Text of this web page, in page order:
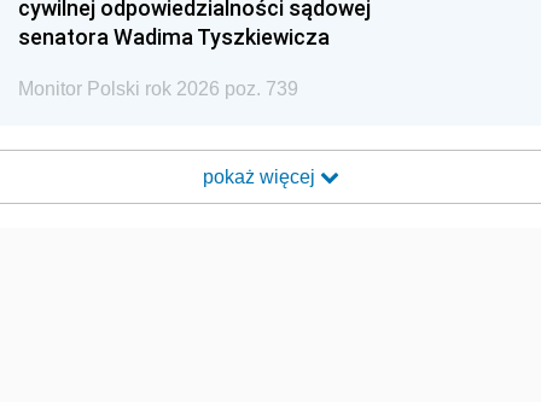
cywilnej odpowiedzialności sądowej
senatora Wadima Tyszkiewicza
Monitor Polski rok 2026 poz. 739
pokaż więcej